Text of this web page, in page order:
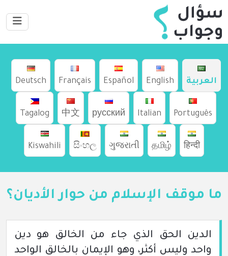
العربية English
Español
Français
Deutsch
Português
Italian
русский
中文
Tagalog
हिन्दी
தமிழ்
ગુજરાતી
සිංහල
Kiswahili
ما موقف الإسلام من حوار الأديان؟
الدين الحق الذي جاء من الخالق هو دين
واحد وليس أكثر، وهو الإيمان بالخالق الواحد